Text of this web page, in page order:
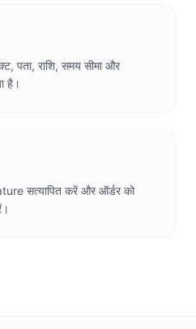
पता, राशि, समय सीमा और
है।
सत्यापित करें और ऑर्डर को